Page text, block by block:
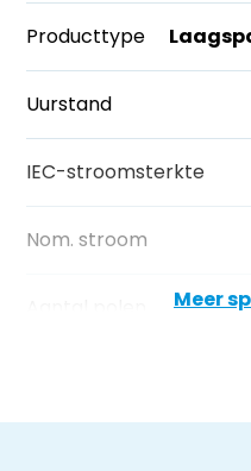
Producttype
Uurstand
IEC-stroomsterkte
Nom. stroom
Meer